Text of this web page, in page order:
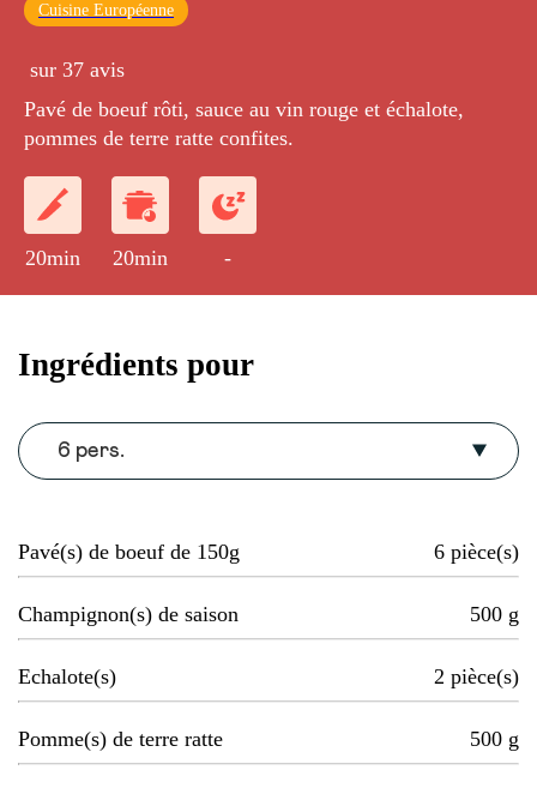
Cuisine Européenne
sur 37 avis
Pavé de boeuf rôti, sauce au vin rouge et échalote,
pommes de terre ratte confites.
20min 20min -
Ingrédients pour
6 pers.
Pavé(s) de boeuf de 150g 6 pièce(s)
Champignon(s) de saison 500 g
Echalote(s) 2 pièce(s)
Pomme(s) de terre ratte 500 g